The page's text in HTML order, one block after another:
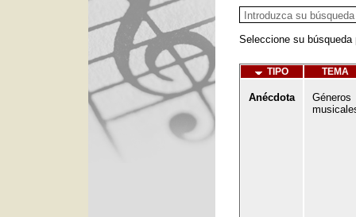
Seleccione su búsqueda
TIPO TEMA
Anécdota
Géneros